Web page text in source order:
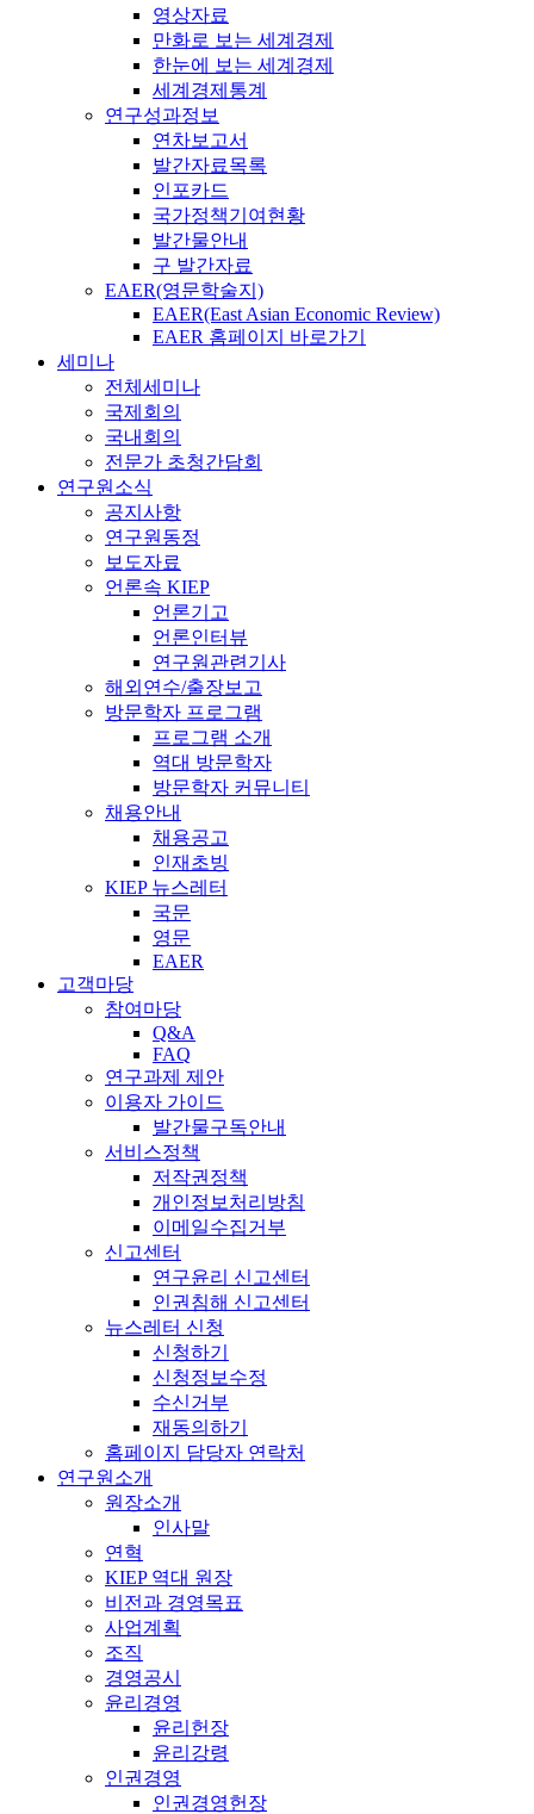
영상자료
만화로 보는 세계경제
한눈에 보는 세계경제
세계경제통계
연구성과정보
연차보고서
발간자료목록
인포카드
국가정책기여현황
발간물안내
구 발간자료
EAER(영문학술지)
EAER(East Asian Economic Review)
EAER 홈페이지 바로가기
세미나
전체세미나
국제회의
국내회의
전문가 초청간담회
연구원소식
공지사항
연구원동정
보도자료
언론속 KIEP
언론기고
언론인터뷰
연구원관련기사
해외연수/출장보고
방문학자 프로그램
프로그램 소개
역대 방문학자
방문학자 커뮤니티
채용안내
채용공고
인재초빙
KIEP 뉴스레터
국문
영문
EAER
고객마당
참여마당
Q&A
FAQ
연구과제 제안
이용자 가이드
발간물구독안내
서비스정책
저작권정책
개인정보처리방침
이메일수집거부
신고센터
연구윤리 신고센터
인권침해 신고센터
뉴스레터 신청
신청하기
신청정보수정
수신거부
재동의하기
홈페이지 담당자 연락처
연구원소개
원장소개
인사말
연혁
KIEP 역대 원장
비전과 경영목표
사업계획
조직
경영공시
윤리경영
윤리헌장
윤리강령
인권경영
인권경영헌장